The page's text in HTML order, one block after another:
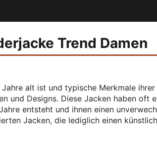
Trend Damen
alt ist und typische Merkmale ihrer
und Designs. Diese Jacken haben oft
entsteht und ihnen einen
Jacken, die lediglich einen